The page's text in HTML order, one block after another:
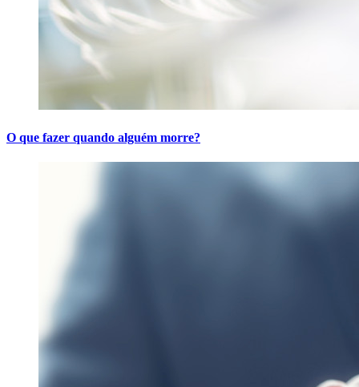
O que fazer quando alguém morre?